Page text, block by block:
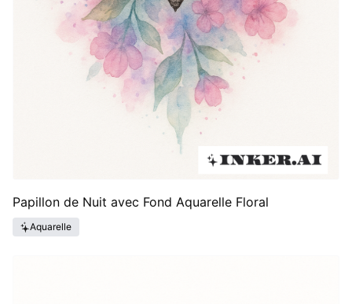
Papillon de Nuit avec Fond Aquarelle Floral
Aquarelle